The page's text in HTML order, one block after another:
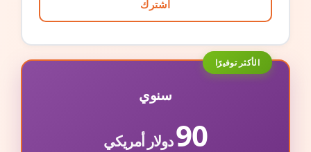
اشترك
الأكثر توفيرًا
سنوي
90دولار أمريكي